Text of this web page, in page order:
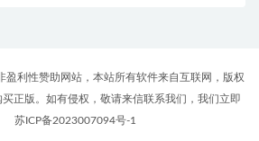
盈利性赞助网站，本站所有软件来自互联网，版权
正版。如有侵权，敬请来信联系我们，我们立即
苏ICP备2023007094号-1